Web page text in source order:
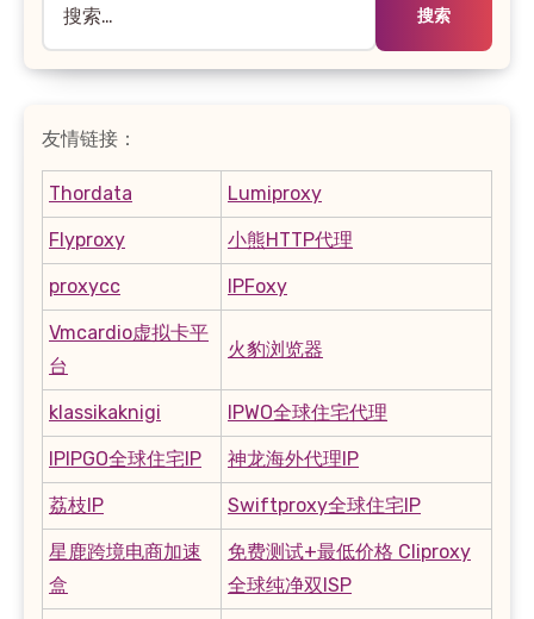
索：
友情链接：
Thordata Lumiproxy
Flyproxy 小熊HTTP代理
proxycc IPFoxy
Vmcardio虚拟卡平
台
火豹浏览器
klassikaknigi IPWO全球住宅代理
IPIPGO全球住宅IP 神龙海外代理IP
荔枝IP Swiftproxy全球住宅IP
星鹿跨境电商加速
盒
免费测试+最低价格 Cliproxy
全球纯净双ISP